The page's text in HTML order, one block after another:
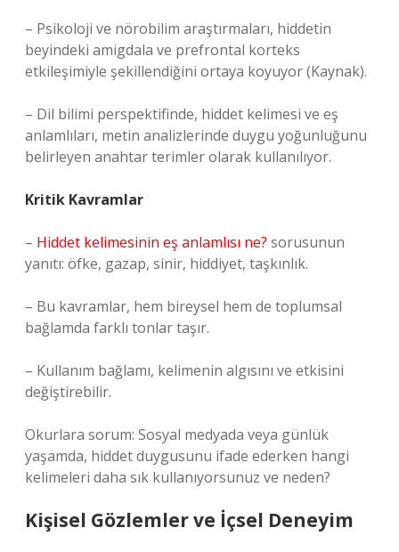
– Psikoloji ve nörobilim araştırmaları, hiddetin
beyindeki amigdala ve prefrontal korteks
etkileşimiyle şekillendiğini ortaya koyuyor (Kaynak).
– Dil bilimi perspektifinde, hiddet kelimesi ve eş
anlamlıları, metin analizlerinde duygu yoğunluğunu
belirleyen anahtar terimler olarak kullanılıyor.
Kritik Kavramlar
– Hiddet kelimesinin eş anlamlısı ne? sorusunun
yanıtı: öfke, gazap, sinir, hiddiyet, taşkınlık.
– Bu kavramlar, hem bireysel hem de toplumsal
bağlamda farklı tonlar taşır.
– Kullanım bağlamı, kelimenin algısını ve etkisini
değiştirebilir.
Okurlara sorum: Sosyal medyada veya günlük
yaşamda, hiddet duygusunu ifade ederken hangi
kelimeleri daha sık kullanıyorsunuz ve neden?
Kişisel Gözlemler ve İçsel Deneyim